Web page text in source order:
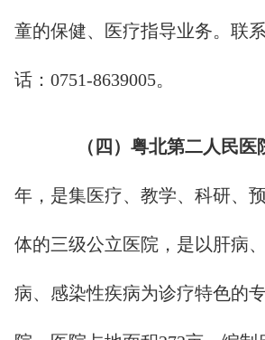
童的保健、医疗指导业务。联
话：0751-8639005。
（ 四 ）粤北第二人民医
年，是集医疗、教学、科研、
体的三级公立医院，是以肝病
病、感染性疾病为诊疗特色的